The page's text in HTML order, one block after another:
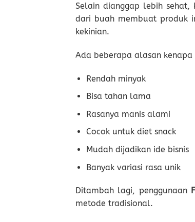
Selain dianggap lebih
dari buah membuat produk
kekinian.
Ada beberapa alasan
Rendah minyak
Bisa tahan lama
Rasanya manis alami
Cocok untuk diet snack
Mudah dijadikan ide bisnis
Banyak variasi rasa unik
Ditambah lagi, penggunaan
metode tradisional.